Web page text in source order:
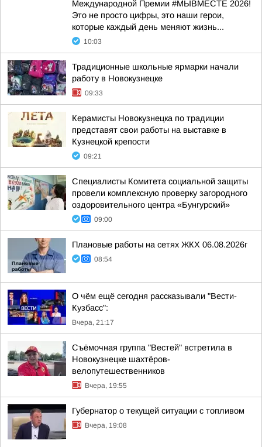
Международной Премии #МЫВМЕСТЕ 2026!
Это не просто цифры, это наши герои,
которые каждый день меняют жизнь...
10:03
Традиционные школьные ярмарки начали
работу в Новокузнецке
09:33
Керамисты Новокузнецка по традиции
представят свои работы на выставке в
Кузнецкой крепости
09:21
Специалисты Комитета социальной защиты
провели комплексную проверку загородного
оздоровительного центра «Бунгурский»
09:00
Плановые работы на сетях ЖКХ 06.08.2026г
08:54
О чём ещё сегодня рассказывали "Вести-
Кузбасс":
Вчера, 21:17
Съёмочная группа "Вестей" встретила в
Новокузнецке шахтёров-
велопутешественников
Вчера, 19:55
Губернатор о текущей ситуации с топливом
Вчера, 19:08